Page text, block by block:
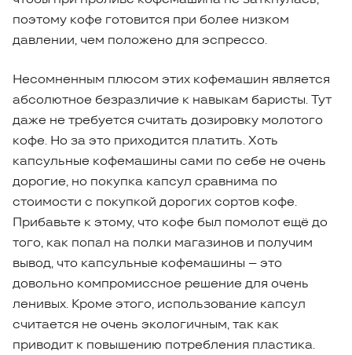
поэтому кофе готовится при более низком
давлении, чем положено для эспрессо.
Несомненным плюсом этих кофемашин является
абсолютное безразличие к навыкам баристы. Тут
даже не требуется считать дозировку молотого
кофе. Но за это приходится платить. Хоть
капсульные кофемашины сами по себе не очень
дорогие, но покупка капсул сравнима по
стоимости с покупкой дорогих сортов кофе.
Прибавьте к этому, что кофе был помолот ещё до
того, как попал на полки магазинов и получим
вывод, что капсульные кофемашины – это
довольно компромиссное решение для очень
ленивых. Кроме этого, использование капсул
считается не очень экологичным, так как
приводит к повышению потребления пластика.